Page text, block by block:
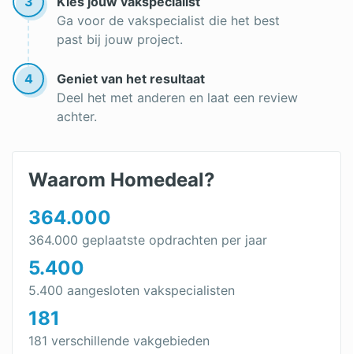
Ga voor de vakspecialist die het best
past bij jouw project.
4
Geniet van het resultaat
Deel het met anderen en laat een review
achter.
Waarom Homedeal?
364.000
364.000 geplaatste opdrachten per jaar
5.400
5.400 aangesloten vakspecialisten
181
181 verschillende vakgebieden